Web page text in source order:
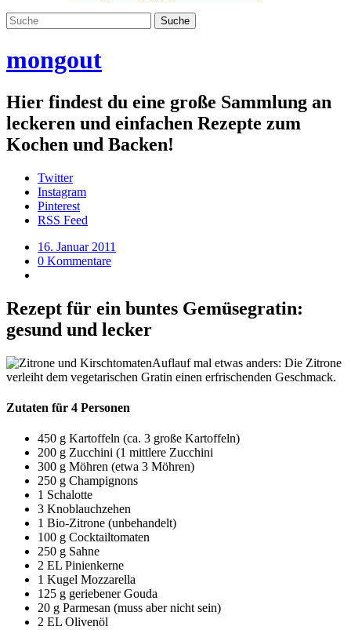
mongout
Hier findest du eine große Sammlung an
leckeren und einfachen Rezepte zum
Kochen und Backen!
Twitter
Instagram
Pinterest
RSS Feed
16. Januar 2011
0 Kommentare
Rezept für ein buntes Gemüsegratin:
gesund und lecker
Auflauf mal etwas anders: Die Zitrone
verleiht dem vegetarischen Gratin einen erfrischenden Geschmack.
Zutaten für 4 Personen
450 g Kartoffeln (ca. 3 große Kartoffeln)
200 g Zucchini (1 mittlere Zucchini
300 g Möhren (etwa 3 Möhren)
250 g Champignons
1 Schalotte
3 Knoblauchzehen
1 Bio-Zitrone (unbehandelt)
100 g Cocktailtomaten
250 g Sahne
2 EL Pinienkerne
1 Kugel Mozzarella
125 g geriebener Gouda
20 g Parmesan (muss aber nicht sein)
2 EL Olivenöl